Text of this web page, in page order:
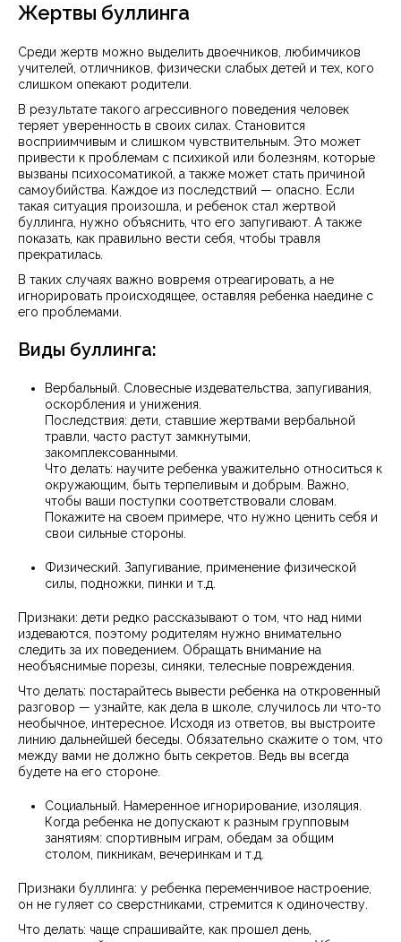
Жертвы буллинга
Среди жертв можно выделить двоечников, любимчиков
учителей, отличников, физически слабых детей и тех, кого
слишком опекают родители.
В результате такого агрессивного поведения человек
теряет уверенность в своих силах. Становится
восприимчивым и слишком чувствительным. Это может
привести к проблемам с психикой или болезням, которые
вызваны психосоматикой, а также может стать причиной
самоубийства. Каждое из последствий — опасно. Если
такая ситуация произошла, и ребенок стал жертвой
буллинга, нужно объяснить, что его запугивают. А также
показать, как правильно вести себя, чтобы травля
прекратилась.
В таких случаях важно вовремя отреагировать, а не
игнорировать происходящее, оставляя ребенка наедине с
его проблемами.
Виды буллинга:
Вербальный. Словесные издевательства, запугивания,
оскорбления и унижения.
Последствия: дети, ставшие жертвами вербальной
травли, часто растут замкнутыми,
закомплексованными.
Что делать: научите ребенка уважительно относиться к
окружающим, быть терпеливым и добрым. Важно,
чтобы ваши поступки соответствовали словам.
Покажите на своем примере, что нужно ценить себя и
свои сильные стороны.
Физический. Запугивание, применение физической
силы, подножки, пинки и т.д.
Признаки: дети редко рассказывают о том, что над ними
издеваются, поэтому родителям нужно внимательно
следить за их поведением. Обращать внимание на
необъяснимые порезы, синяки, телесные повреждения.
Что делать: постарайтесь вывести ребенка на откровенный
разговор — узнайте, как дела в школе, случилось ли что-то
необычное, интересное. Исходя из ответов, вы выстроите
линию дальнейшей беседы. Обязательно скажите о том, что
между вами не должно быть секретов. Ведь вы всегда
будете на его стороне.
Социальный. Намеренное игнорирование, изоляция.
Когда ребенка не допускают к разным групповым
занятиям: спортивным играм, обедам за общим
столом, пикникам, вечеринкам и т.д.
Признаки буллинга: у ребенка переменчивое настроение,
он не гуляет со сверстниками, стремится к одиночеству.
Что делать: чаще спрашивайте, как прошел день,